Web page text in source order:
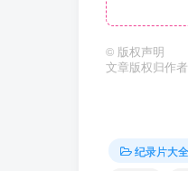
© 版权声明
文章版权归作
纪录片大全